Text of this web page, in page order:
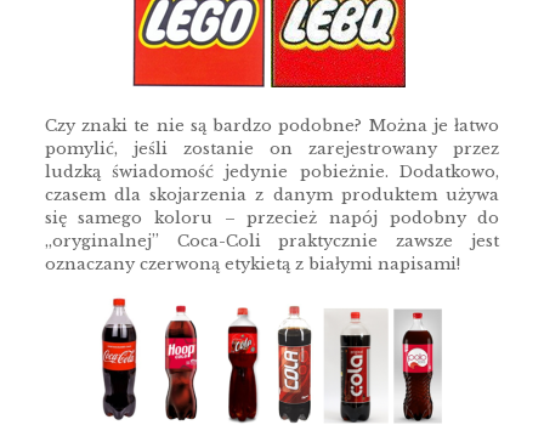
Czy znaki te nie są bardzo podobne? Można je łatwo
pomylić, jeśli zostanie on zarejestrowany przez
ludzką świadomość jedynie pobieżnie. Dodatkowo,
czasem dla skojarzenia z danym produktem używa
się samego koloru – przecież napój podobny do
„oryginalnej” Coca-Coli praktycznie zawsze jest
oznaczany czerwoną etykietą z białymi napisami!